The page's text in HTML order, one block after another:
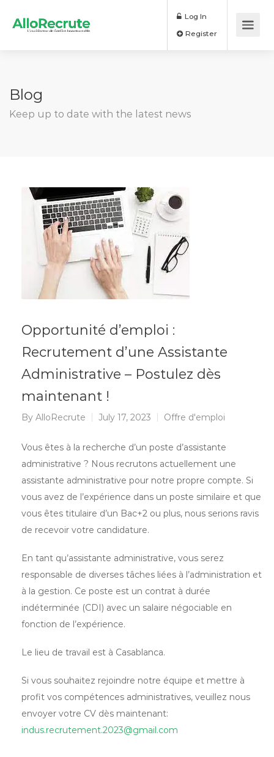
Log In
Blog
Keep up to date with the latest news
Opportunité d’emploi :
Recrutement d’une Assistante
Administrative – Postulez dès
maintenant !
By AlloRecrute July 17, 2023 Offre d'emploi
Vous êtes à la recherche d’un poste d’assistante
administrative ? Nous recrutons actuellement une
assistante administrative pour notre propre compte. Si
vous avez de l’expérience dans un poste similaire et que
vous êtes titulaire d’un Bac+2 ou plus, nous serions ravis
de recevoir votre candidature.
En tant qu’assistante administrative, vous serez
responsable de diverses tâches liées à l’administration et
à la gestion. Ce poste est un contrat à durée
indéterminée (CDI) avec un salaire négociable en
fonction de l’expérience.
Le lieu de travail est à Casablanca.
Si vous souhaitez rejoindre notre équipe et mettre à
profit vos compétences administratives, veuillez nous
envoyer votre CV dès maintenant:
indus.recrutement.2023@gmail.com